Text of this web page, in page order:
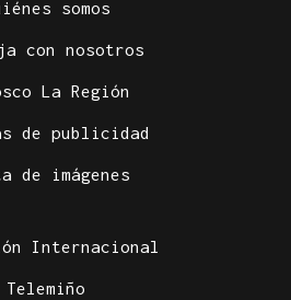
somos
con nosotros
La Región
de publicidad
de imágenes
Internacional
Telemiño